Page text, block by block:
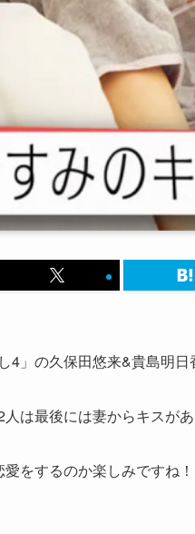
4」の久保田悠来&貴島明
は最後には妻からキスがあ
をするのか楽しみですね！